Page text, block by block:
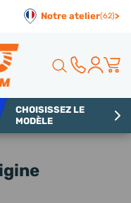
Notre atelier(62)>
CHOISISSEZ LE
MODÈLE